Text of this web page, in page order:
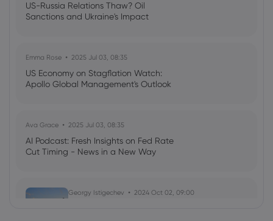
US-Russia Relations Thaw? Oil
Sanctions and Ukraine's Impact
Emma Rose 2025 Jul 03, 08:35
US Economy on Stagflation Watch:
Apollo Global Management's Outlook
Ava Grace 2025 Jul 03, 08:35
AI Podcast: Fresh Insights on Fed Rate
Cut Timing - News in a New Way
Georgy Istigechev 2024 Oct 02, 09:00